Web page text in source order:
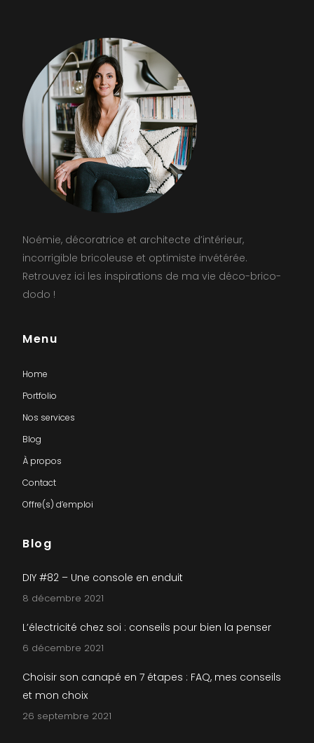
Noémie, décoratrice et architecte d’intérieur,
incorrigible bricoleuse et optimiste invétérée.
Retrouvez ici les inspirations de ma vie déco-brico-
dodo !
Menu
Home
Portfolio
Nos services
Blog
À propos
Contact
Offre(s) d’emploi
Blog
DIY #82 – Une console en enduit
8 décembre 2021
L’électricité chez soi : conseils pour bien la penser
6 décembre 2021
Choisir son canapé en 7 étapes : FAQ, mes conseils
et mon choix
26 septembre 2021